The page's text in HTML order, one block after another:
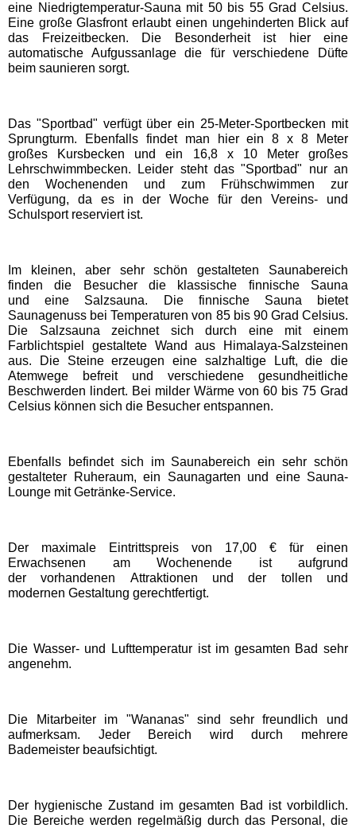
Freizeitpark Lochmühle
Taunus Wunderland
Freizeitparks
Heide Park Resort
Rasti-Land
Schloß Dankern
Serengeti-Park
Nordrhein-Westfalen
Freizeitparks
Irrland Kevelaer
PanoramaPark
potts park
Wunderland Kalkar
Freizeitparks
eine Niedrigtemperatur-Sauna mit 50 bis 55 Grad Celsius.
Eine große Glasfront erlaubt einen ungehinderten Blick auf
das Freizeitbecken. Die Besonderheit ist hier eine
automatische Aufgussanlage die für verschiedene Düfte
beim saunieren sorgt.
Das "Sportbad" verfügt über ein 25-Meter-Sportbecken mit
Sprungturm. Ebenfalls findet man hier ein 8 x 8 Meter
großes Kursbecken und ein 16,8 x 10 Meter großes
Lehrschwimmbecken. Leider steht das "Sportbad" nur an
den Wochenenden und zum Frühschwimmen zur
Verfügung, da es in der Woche für den Vereins- und
Schulsport reserviert ist.
Im kleinen, aber sehr schön gestalteten Saunabereich
finden die Besucher die klassische finnische Sauna
und eine Salzsauna. Die finnische Sauna bietet
Saunagenuss bei Temperaturen von 85 bis 90 Grad Celsius.
Die Salzsauna zeichnet sich durch eine mit einem
Farblichtspiel gestaltete Wand aus Himalaya-Salzsteinen
aus. Die Steine erzeugen eine salzhaltige Luft, die die
Atemwege befreit und verschiedene gesundheitliche
Beschwerden lindert. Bei milder Wärme von 60 bis 75 Grad
Celsius können sich die Besucher entspannen.
Ebenfalls befindet sich im Saunabereich ein sehr schön
gestalteter Ruheraum, ein Saunagarten und eine Sauna-
Lounge mit Getränke-Service.
Der maximale Eintrittspreis von 17,00 € für einen
Erwachsenen am Wochenende ist aufgrund
der vorhandenen Attraktionen und der tollen und
modernen Gestaltung gerechtfertigt.
Die Wasser- und Lufttemperatur ist im gesamten Bad sehr
angenehm.
Die Mitarbeiter im "Wananas" sind sehr freundlich und
aufmerksam. Jeder Bereich wird durch mehrere
Bademeister beaufsichtigt.
Der hygienische Zustand im gesamten Bad ist vorbildlich.
Die Bereiche werden regelmäßig durch das Personal, die